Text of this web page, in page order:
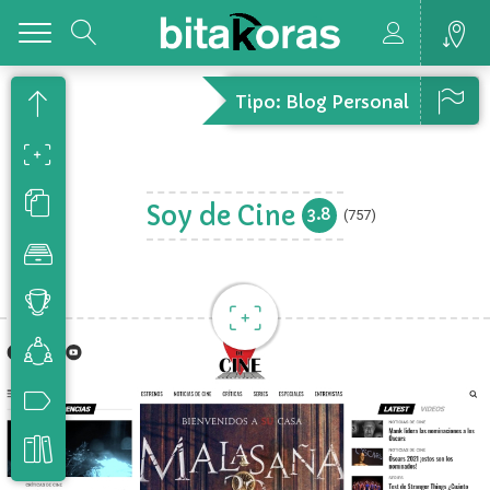
Tipo: Blog Personal
Soy de Cine 3.8 (757)